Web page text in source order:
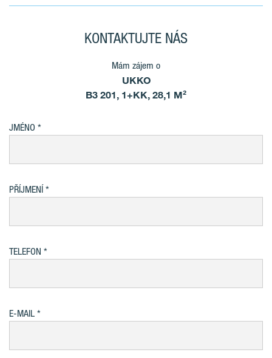
KONTAKTUJTE NÁS
Mám zájem o
UKKO
B3 201, 1+KK, 28,1 M²
JMÉNO
PŘÍJMENÍ
TELEFON
E-MAIL